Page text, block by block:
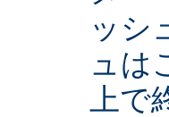
ッシ
ュは
上で